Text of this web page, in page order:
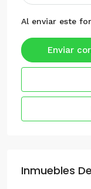
Al enviar este
Enviar
Inmuebles